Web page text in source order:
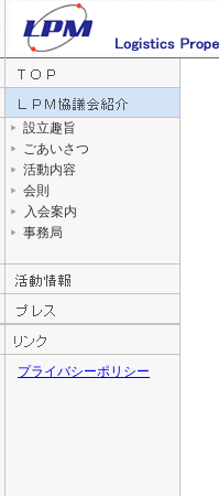
設立趣旨
ごあいさつ
活動内容
会則
入会案内
事務局
プライバシーポリシー